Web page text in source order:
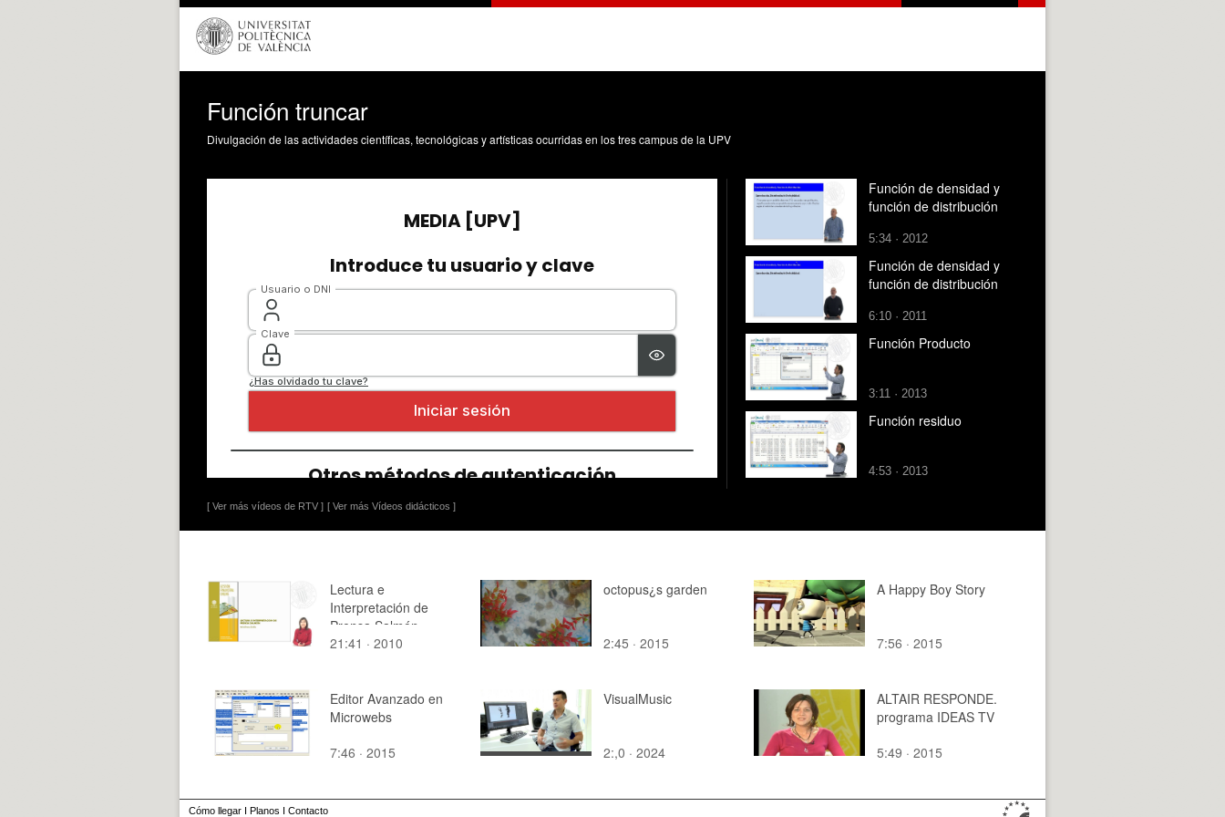
Función truncar
Divulgación de las actividades científicas, tecnológicas y artísticas ocurridas en los tres campus de la UPV
[ Ver más vídeos de RTV ] [ Ver más Vídeos didácticos ]
Función de densidad y
función de distribución
5:34 · 2012
Función de densidad y
función de distribución
6:10 · 2011
Función Producto
3:11 · 2013
Función residuo
4:53 · 2013
Lectura e
Interpretación de
Prensa Salmón
21:41 · 2010
octopus¿s garden
2:45 · 2015
A Happy Boy Story
7:56 · 2015
Editor Avanzado en
Microwebs
7:46 · 2015
VisualMusic
2:,0 · 2024
ALTAIR RESPONDE.
programa IDEAS TV
5:49 · 2015
Cómo llegar I Planos I Contacto